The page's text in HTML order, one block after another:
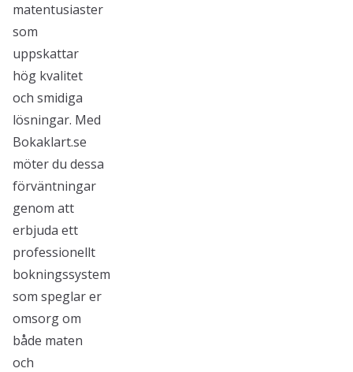
matentusiaster
som
uppskattar
hög kvalitet
och smidiga
lösningar. Med
Bokaklart.se
möter du dessa
förväntningar
genom att
erbjuda ett
professionellt
bokningssystem
som speglar er
omsorg om
både maten
och